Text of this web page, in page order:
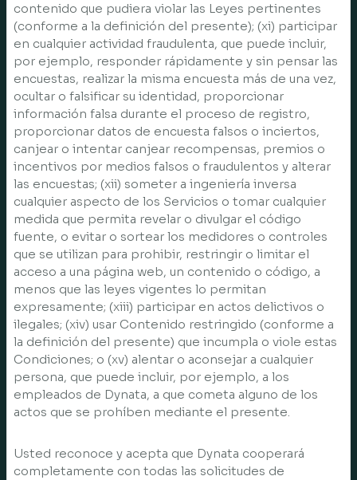
contenido que pudiera violar las Leyes pertinentes
(conforme a la definición del presente); (xi) participar
en cualquier actividad fraudulenta, que puede incluir,
por ejemplo, responder rápidamente y sin pensar las
encuestas, realizar la misma encuesta más de una vez,
ocultar o falsificar su identidad, proporcionar
información falsa durante el proceso de registro,
proporcionar datos de encuesta falsos o inciertos,
canjear o intentar canjear recompensas, premios o
incentivos por medios falsos o fraudulentos y alterar
las encuestas; (xii) someter a ingeniería inversa
cualquier aspecto de los Servicios o tomar cualquier
medida que permita revelar o divulgar el código
fuente, o evitar o sortear los medidores o controles
que se utilizan para prohibir, restringir o limitar el
acceso a una página web, un contenido o código, a
menos que las leyes vigentes lo permitan
expresamente; (xiii) participar en actos delictivos o
ilegales; (xiv) usar Contenido restringido (conforme a
la definición del presente) que incumpla o viole estas
Condiciones; o (xv) alentar o aconsejar a cualquier
persona, que puede incluir, por ejemplo, a los
empleados de Dynata, a que cometa alguno de los
actos que se prohíben mediante el presente.
Usted reconoce y acepta que Dynata cooperará
completamente con todas las solicitudes de